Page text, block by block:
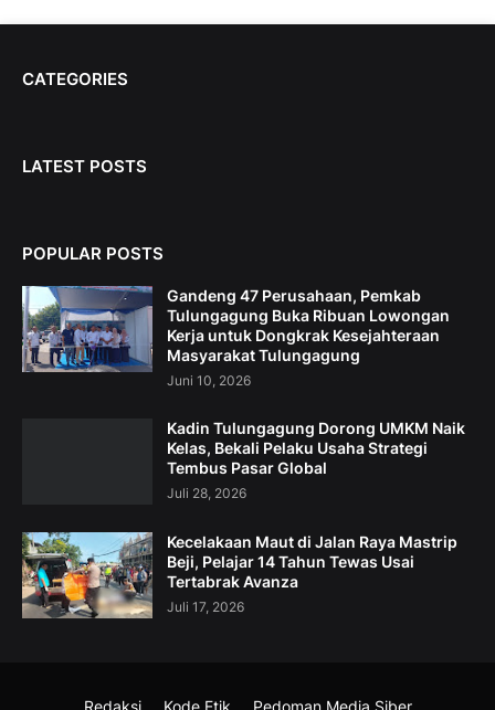
CATEGORIES
LATEST POSTS
POPULAR POSTS
Gandeng 47 Perusahaan, Pemkab
Tulungagung Buka Ribuan Lowongan
Kerja untuk Dongkrak Kesejahteraan
Masyarakat Tulungagung
Juni 10, 2026
Kadin Tulungagung Dorong UMKM Naik
Kelas, Bekali Pelaku Usaha Strategi
Tembus Pasar Global
Juli 28, 2026
Kecelakaan Maut di Jalan Raya Mastrip
Beji, Pelajar 14 Tahun Tewas Usai
Tertabrak Avanza
Juli 17, 2026
Redaksi Kode Etik Pedoman Media Siber